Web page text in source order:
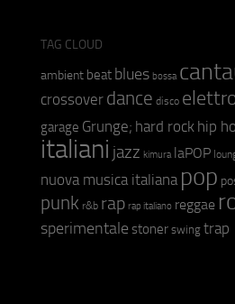
TAG CLOUD
ambient beat blues bossa
crossover dance disco
garage Grunge; hard rock hip
italiani jazz kimura laPOP
nuova musica italiana pop
punk r&b rap rap italiano reggae
sperimentale stoner swing trap